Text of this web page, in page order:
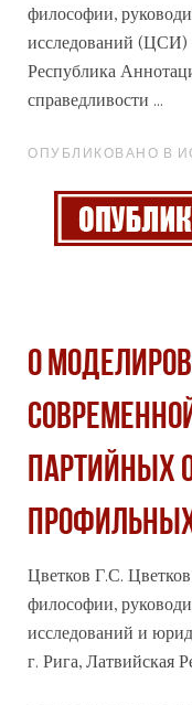
философии,
исследований (ЦСИ)
Республика
справедливости ...
ОПУБЛИКОВАНО В
О
ПАРТИЙНЫХ
Цветков Г.С.
философии,
исследований и
г. Рига, Латвийская